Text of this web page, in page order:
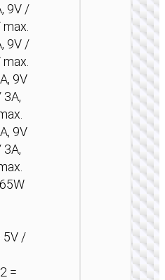
9V /
9V /
9V
3A,
9V
3A,
5V /
=
“AC33
порта
/